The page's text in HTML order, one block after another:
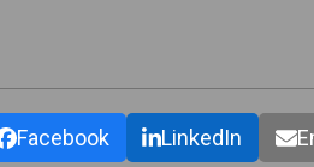
Facebook LinkedIn